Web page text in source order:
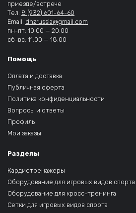
приезде/встрече
Тел: 8 (932) 601-64-60
Email: dhzrussia@gmail.com
пн-пт: 10:00 — 20:00
сб-вс: 11:00 — 18:00
Помощь
Оплата и доставка
Публичная оферта
Политика конфиденциальности
Вопросы и ответы
Профиль
Мои заказы
Разделы
Кардиотренажеры
Оборудование для игровых видов спорта
Оборудование для кросс-тренинга
Сетки для игровых видов спорта